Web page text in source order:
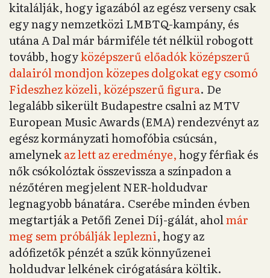
kitalálják, hogy igazából az egész verseny csak
egy nagy nemzetközi LMBTQ-kampány, és
utána A Dal már bármiféle tét nélkül robogott
tovább, hogyközépszerű előadók középszerű
dalairól mondjon közepes dolgokat egy csomó
Fideszhez közeli, középszerű figura. De
legalább sikerült Budapestre csalni az MTV
European Music Awards (EMA) rendezvényt az
egész kormányzati homofóbia csúcsán,
amelynekaz lett az eredménye,hogy férfiak és
nők csókolóztak összevissza a színpadon a
nézőtéren megjelent NER-holdudvar
legnagyobb bánatára. Cserébe minden évben
megtartják a Petőfi Zenei Díj-gálát, aholmár
meg sem próbálják leplezni, hogy az
adófizetők pénzét a szűk könnyűzenei
holdudvar lelkének cirógatására költik.